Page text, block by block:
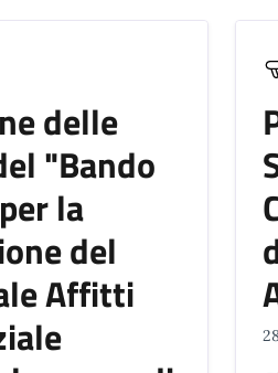
delle
"Bando
la
del
Affitti